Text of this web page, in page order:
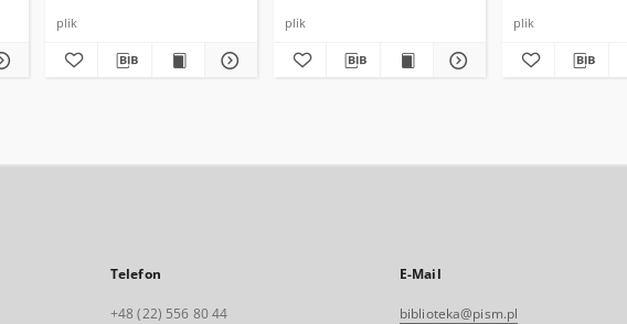
plik plik plik
Telefon
+48 (22) 556 80 44
E-Mail
biblioteka@pism.pl